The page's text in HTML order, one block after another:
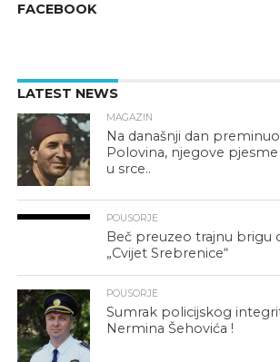
FACEBOOK
LATEST NEWS
MAGAZIN
Na današnji dan
Polovina, njegove pjesme
u srce..
POUSORJE
Beč preuzeo trajnu brigu
„Cvijet Srebrenice“
POUSORJE
Sumrak policijskog
Nermina Šehovića !